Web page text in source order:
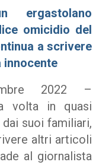
omicidio del
a scrivere
innocente
2022 –
volta in quasi
dai suoi familiari,
altri articoli
al giornalista